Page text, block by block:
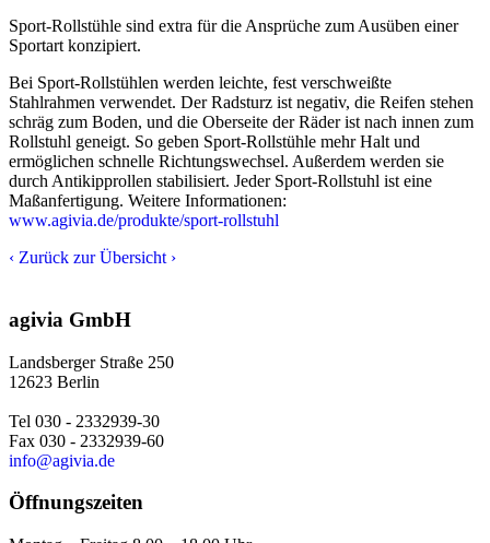
Sport-Rollstühle sind extra für die Ansprüche zum Ausüben einer
Sportart konzipiert.
Bei Sport-Rollstühlen werden leichte, fest verschweißte
Stahlrahmen verwendet. Der Radsturz ist negativ, die Reifen stehen
schräg zum Boden, und die Oberseite der Räder ist nach innen zum
Rollstuhl geneigt. So geben Sport-Rollstühle mehr Halt und
ermöglichen schnelle Richtungswechsel. Außerdem werden sie
durch Antikipprollen stabilisiert. Jeder Sport-Rollstuhl ist eine
Maßanfertigung. Weitere Informationen:
www.agivia.de/produkte/sport-rollstuhl
‹ Zurück zur Übersicht ›
agivia GmbH
Landsberger Straße 250
12623 Berlin
Tel 030 - 2332939-30
Fax 030 - 2332939-60
info@agivia.de
Öffnungszeiten